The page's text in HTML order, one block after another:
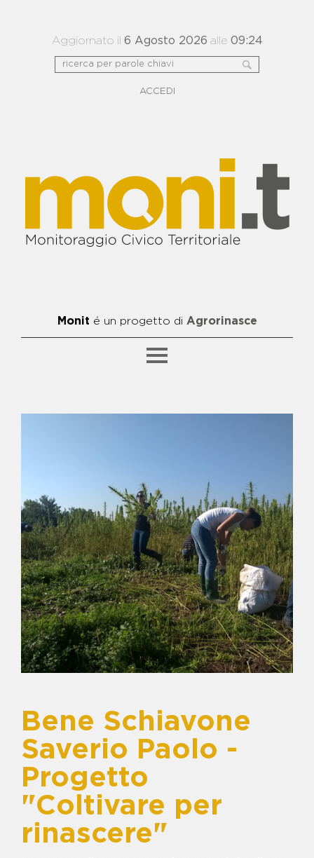
Aggiornato il 6 Agosto 2026 alle 09:24
ACCEDI
Monit é un progetto di Agrorinasce
FATTORIA "META"
BENE ANTONIO ZAGARIA
BENE BIDOGNETTI - CAMPO DI
CALCETTO E AREA GIOCHI
BENE CAPALDO - CENTRO
POLIFUNZIONALE
BENE CATERINO - CENTRO DI
AGGREGAZIONE E GRUPPO DI
ACQUISTO
BENE CICCIARIELLO - ASILO
NIDO, PUNTO LUCE E SPAZIO
MAMMA
BENE COMPAGNONE
BENE D'ALESSANDRO -
RESIDENZIALE PER MINORI IN
AREA PENALE
BENE ELIO DIANA - TERRENO
AGRICOLO
BENE ERNESTO BARDELLINO -
CASERMA DEI CARABINIERI
BENE FRANCESCO SCHIAVONE
- ISOLA ECOLOGICA
BENE FRANCESCO SCHIAVONE
CICCIARIELLO IN LOCALITA'
SFOGLIA PER ARGOMENTO
VISITA LA GALLERY
Bene Schiavone
Saverio Paolo -
Progetto
"Coltivare per
rinascere"